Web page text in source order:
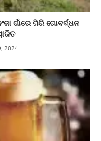
ଗାଁରେ ଗିରି ଗୋବର୍ଦ୍ଧନ
2024